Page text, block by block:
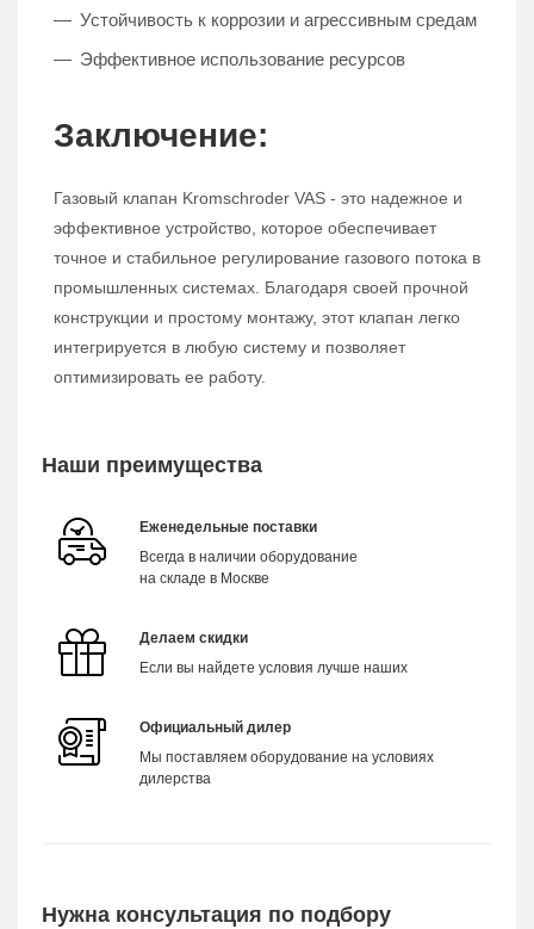
Устойчивость к коррозии и агрессивным средам
Эффективное использование ресурсов
Заключение:
Газовый клапан Kromschroder VAS - это надежное и
эффективное устройство, которое обеспечивает
точное и стабильное регулирование газового потока в
промышленных системах. Благодаря своей прочной
конструкции и простому монтажу, этот клапан легко
интегрируется в любую систему и позволяет
оптимизировать ее работу.
Наши преимущества
Еженедельные поставки
Всегда в наличии оборудование
на складе в Москве
Делаем скидки
Если вы найдете условия лучше наших
Официальный дилер
Мы поставляем оборудование на условиях
дилерства
Нужна консультация по подбору